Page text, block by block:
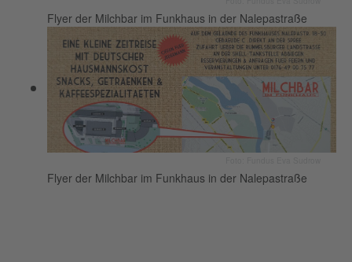
Flyer der Milchbar im Funkhaus in der Nalepastraße
Flyer der Milchbar im Funkhaus in der Nalepastraße